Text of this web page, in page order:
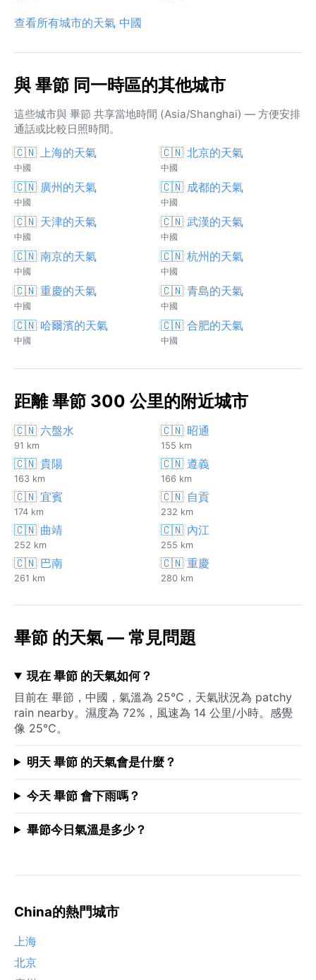
查看所有城市的天氣 中國
與 畢節 同一時區的其他城市
這些城市與 畢節 共享當地時間 (Asia/Shanghai) — 方便安排
通話或比較日照時間。
🇨🇳 上海的天氣
中國
🇨🇳 北京的天氣
中國
🇨🇳 廣州的天氣
中國
🇨🇳 成都的天氣
中國
🇨🇳 天津的天氣
中國
🇨🇳 武漢的天氣
中國
🇨🇳 南京的天氣
中國
🇨🇳 杭州的天氣
中國
🇨🇳 重慶的天氣
中國
🇨🇳 青島的天氣
中國
🇨🇳 哈爾濱的天氣
中國
🇨🇳 合肥的天氣
中國
距離 畢節 300 公里的附近城市
🇨🇳 六盤水
91 km
🇨🇳 昭通
155 km
🇨🇳 貴陽
163 km
🇨🇳 遵義
166 km
🇨🇳 宜賓
174 km
🇨🇳 自貢
232 km
🇨🇳 曲靖
252 km
🇨🇳 內江
255 km
🇨🇳 巴南
261 km
🇨🇳 重慶
280 km
畢節 的天氣 — 常見問題
現在 畢節 的天氣如何？
目前在 畢節，中國，氣溫為 25°C，天氣狀況為 patchy
rain nearby。濕度為 72%，風速為 14 公里/小時。感覺
像 25°C。
明天 畢節 的天氣會是什麼？
今天 畢節 會下雨嗎？
畢節今日氣溫是多少？
China的熱門城市
上海
北京